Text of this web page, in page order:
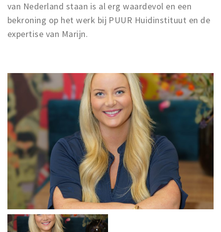
van Nederland staan is al erg waardevol en een
bekroning op het werk bij PUUR Huidinstituut en de
expertise van Marijn.